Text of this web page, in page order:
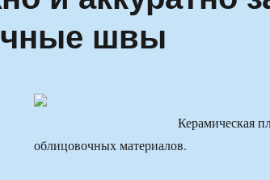
швы
Керамическая
облицовочных материалов.